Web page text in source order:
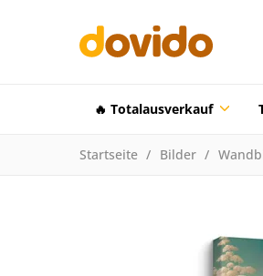
🔥 Totalausverkauf
Startseite Bilder